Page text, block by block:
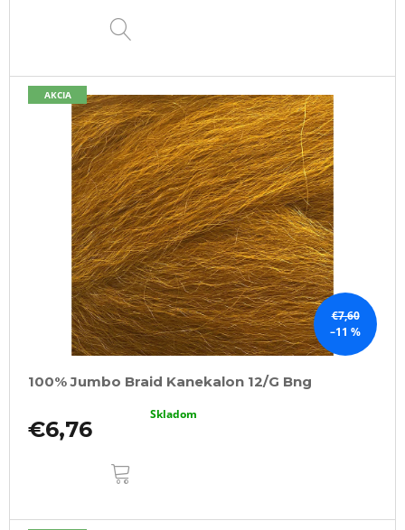
€7,60
–11 %
AKCIA
100% Jumbo Braid Kanekalon 12/G Bng
€6,76
Skladom